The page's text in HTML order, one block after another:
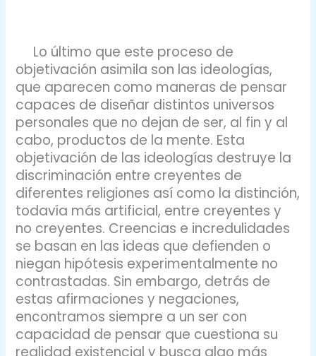
Lo último que este proceso de
objetivación asimila son las ideologías,
que aparecen como maneras de pensar
capaces de diseñar distintos universos
personales que no dejan de ser, al fin y al
cabo, productos de la mente. Esta
objetivación de las ideologías destruye la
discriminación entre creyentes de
diferentes religiones así como la distinción,
todavía más artificial, entre creyentes y
no creyentes. Creencias e incredulidades
se basan en las ideas que defienden o
niegan hipótesis experimentalmente no
contrastadas. Sin embargo, detrás de
estas afirmaciones y negaciones,
encontramos siempre a un ser con
capacidad de pensar que cuestiona su
realidad existencial y busca algo más